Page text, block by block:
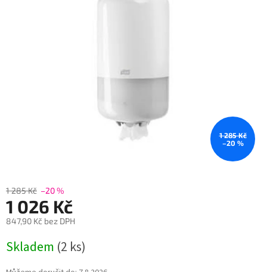
1 285 Kč
–20 %
1 285 Kč –20 %
1 026 Kč
847,90 Kč bez DPH
cena:
Skladem (2 ks)